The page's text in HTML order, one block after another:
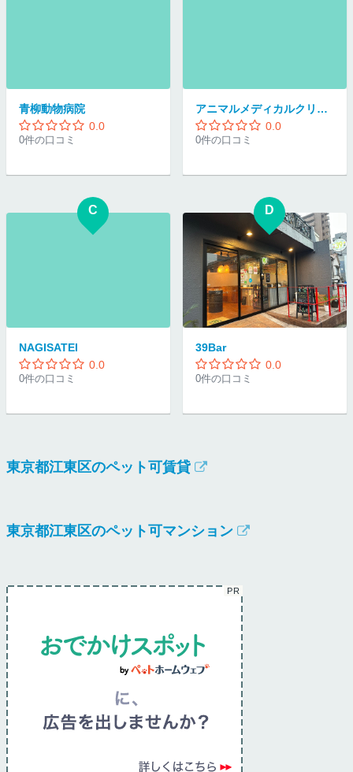
青柳動物病院
0.0
0件の口コミ
アニマルメディカルクリニック
0.0
0件の口コミ
C
NAGISATEI
0.0
0件の口コミ
D
39Bar
0.0
0件の口コミ
東京都江東区のペット可賃貸
東京都江東区のペット可マンション